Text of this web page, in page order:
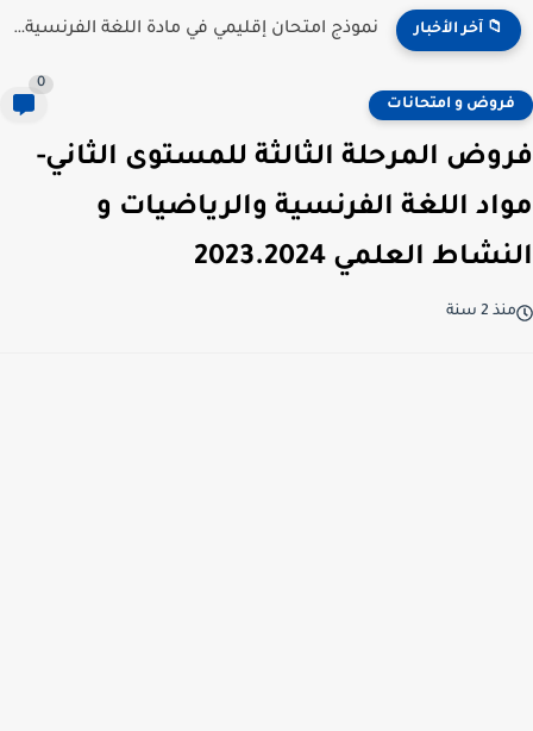
📁 آخر الأخبار نموذج امتحان إقليمي في مادة اللغة الفرنسية للمستوى السادس...
فروض و امتحانات
0
فروض المرحلة الثالثة للمستوى الثاني-
مواد اللغة الفرنسية والرياضيات و
النشاط العلمي 2023.2024
منذ 2 سنة